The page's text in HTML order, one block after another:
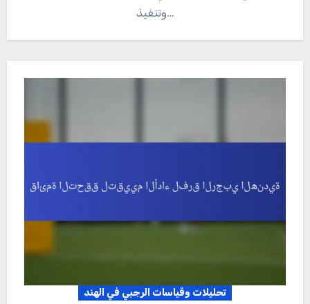
وتنفيذ…
تحليلات وقياسات الرجبي في الهند